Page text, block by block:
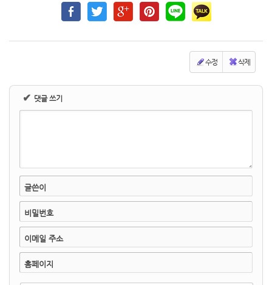
수정 삭제
✔ 댓글 쓰기
글쓴이
비밀번호
이메일 주소
홈페이지